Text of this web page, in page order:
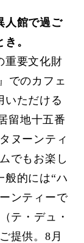
人館で過ご
。
重要文化財
でのカフェ
いただける
留地十五番
ヌーンティ
でもお楽し
般的には“ハ
ンティーで
テ・デュ・
提供。8月